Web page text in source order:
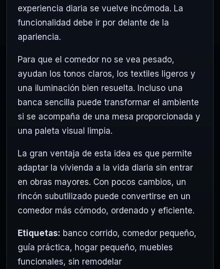
experiencia diaria se vuelve incómoda. La
funcionalidad debe ir por delante de la
apariencia.
Para que el comedor no se vea pesado,
ayudan los tonos claros, los textiles ligeros y
una iluminación bien resuelta. Incluso una
banca sencilla puede transformar el ambiente
si se acompaña de una mesa proporcionada y
una paleta visual limpia.
La gran ventaja de esta idea es que permite
adaptar la vivienda a la vida diaria sin entrar
en obras mayores. Con pocos cambios, un
rincón subutilizado puede convertirse en un
comedor más cómodo, ordenado y eficiente.
Etiquetas: banco corrido, comedor pequeño,
guía práctica, hogar pequeño, muebles
funcionales, sin remodelar